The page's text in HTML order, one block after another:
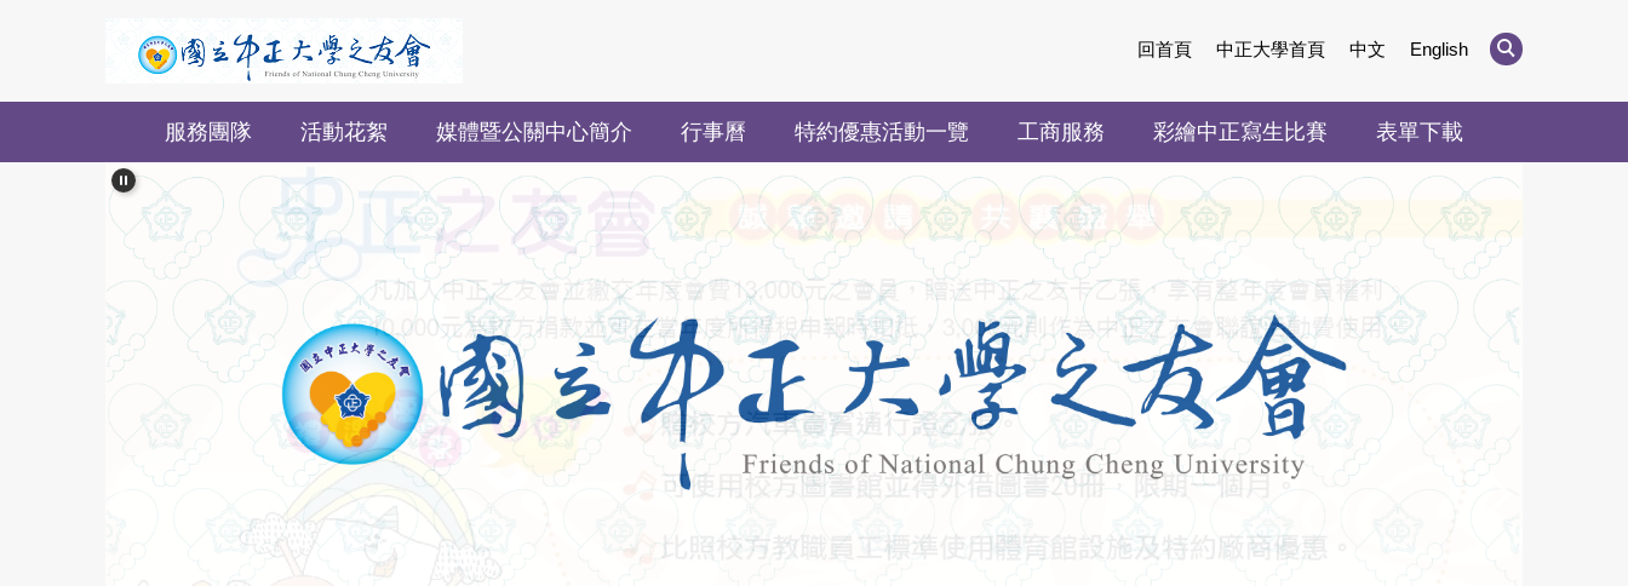
要
容
回首頁 中正大學首頁 中文 English
服務團隊 活動花絮 媒體暨公關中心簡介 行事曆 特約優惠活動一覽 工商服務 彩繪中正寫生比賽 表單下載